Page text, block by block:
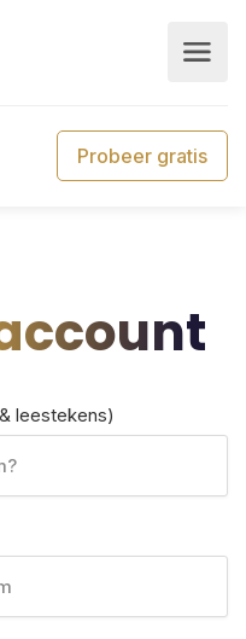
Probeer gratis
leestekens)